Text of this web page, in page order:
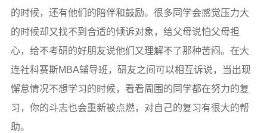
的时候，还有他们的陪伴和鼓励。很多同学会感觉压力大
的时候却又找不到合适的倾诉对象，给父母说怕父母担
心，给不考研的好朋友说他们又理解不了那种苦闷。在大
连社科赛斯MBA辅导班，研友之间可以相互诉说，当出现
懈怠情况不想学习的时候，看看周围的同学都在努力的复
习，你的斗志也会重新被点燃，对自己的复习有很大的帮
助。